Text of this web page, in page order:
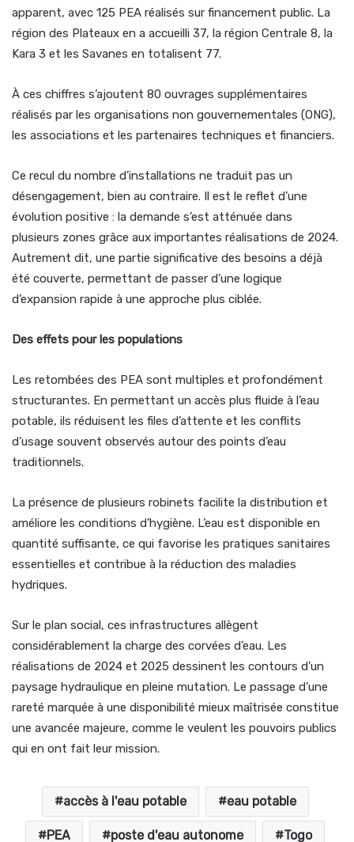
apparent, avec 125 PEA réalisés sur financement public. La
région des Plateaux en a accueilli 37, la région Centrale 8, la
Kara 3 et les Savanes en totalisent 77.
À ces chiffres s’ajoutent 80 ouvrages supplémentaires
réalisés par les organisations non gouvernementales (ONG),
les associations et les partenaires techniques et financiers.
Ce recul du nombre d’installations ne traduit pas un
désengagement, bien au contraire. Il est le reflet d’une
évolution positive : la demande s’est atténuée dans
plusieurs zones grâce aux importantes réalisations de 2024.
Autrement dit, une partie significative des besoins a déjà
été couverte, permettant de passer d’une logique
d’expansion rapide à une approche plus ciblée.
Des effets pour les populations
Les retombées des PEA sont multiples et profondément
structurantes. En permettant un accès plus fluide à l’eau
potable, ils réduisent les files d’attente et les conflits
d’usage souvent observés autour des points d’eau
traditionnels.
La présence de plusieurs robinets facilite la distribution et
améliore les conditions d’hygiène. L’eau est disponible en
quantité suffisante, ce qui favorise les pratiques sanitaires
essentielles et contribue à la réduction des maladies
hydriques.
Sur le plan social, ces infrastructures allègent
considérablement la charge des corvées d’eau. Les
réalisations de 2024 et 2025 dessinent les contours d’un
paysage hydraulique en pleine mutation. Le passage d’une
rareté marquée à une disponibilité mieux maîtrisée constitue
une avancée majeure, comme le veulent les pouvoirs publics
qui en ont fait leur mission.
accès à l'eau potable eau potable
PEA poste d'eau autonome Togo